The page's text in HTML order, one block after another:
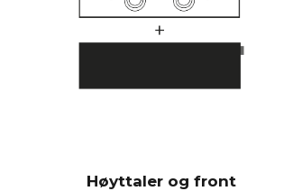
Høyttaler og front